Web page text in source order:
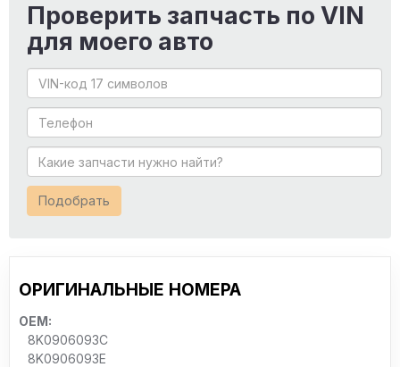
Проверить запчасть по VIN
для моего авто
Подобрать
ОРИГИНАЛЬНЫЕ НОМЕРА
OEM:
8K0906093C
8K0906093E